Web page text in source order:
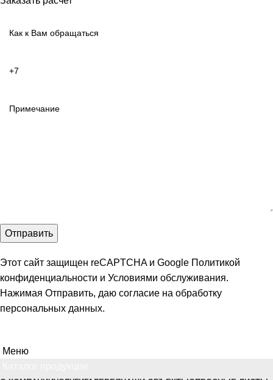
Этот сайт защищен reCAPTCHA и Google Политикой
конфиденциальности и Условиями обслуживания.
Нажимая Отправить, даю согласие на обработку
персональных данных.
Меню